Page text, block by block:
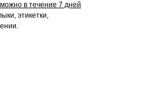
в течение 7 дней
этикетки,